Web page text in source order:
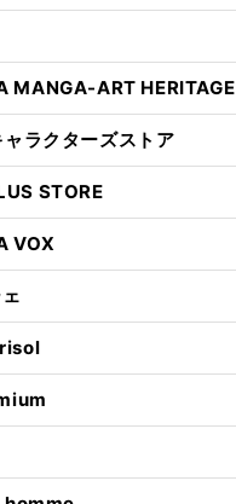
MANGA-ART HERITAGE
ラクターズストア
STORE
VOX